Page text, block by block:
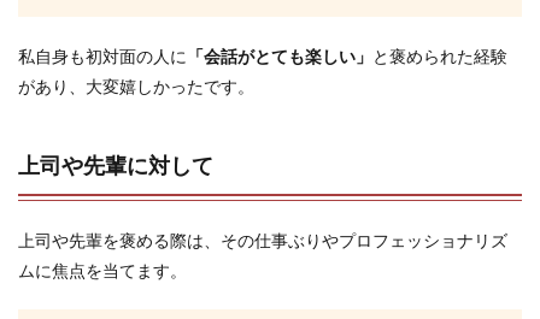
私自身も初対面の人に 「会話がとても楽しい」 と褒められた経験
があり、大変嬉しかったです。
上司や先輩に対して
上司や先輩を褒める際は、その仕事ぶりやプロフェッショナリズ
ムに焦点を当てます。